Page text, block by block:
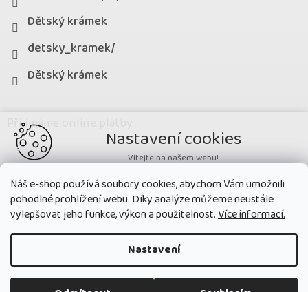
Náš e-shop používá soubory cookies, abychom Vám umožnili
pohodlné prohlížení webu. Díky analýze můžeme neustále
vylepšovat jeho funkce, výkon a použitelnost.Více informací.
Nastavení
Dětský krámek
detsky_kramek/
Dětský krámek
Přijímáme online platby
Copyright 2026Dětský krámek. Všechna práva vyhrazena.Upravit
Nastavení cookies
Vítejte na našem webu!
Potřebujeme nastavit cookies a související technologie, aby
zobrazovaný obsah odpovídal vašim potřebám a vy na webu nalezli
přesně to, co potřebujete. Soubory cookies používané na našem webu
nikdy neslouží ke zjišťování totožnosti uživatelů stránek.
Přijmout všechny cookies
Nastavit